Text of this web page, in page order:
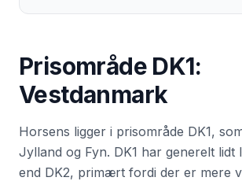
Prisområde DK1:
Vestdanmark
Horsens ligger i prisområde DK1,
Jylland og Fyn. DK1 har generelt lidt
end DK2, primært fordi der er mere